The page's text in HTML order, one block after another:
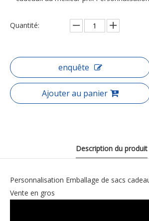
Quantité:
enquête
Ajouter au panier
Description du produit
Personnalisation Emballage de sacs
Vente en gros